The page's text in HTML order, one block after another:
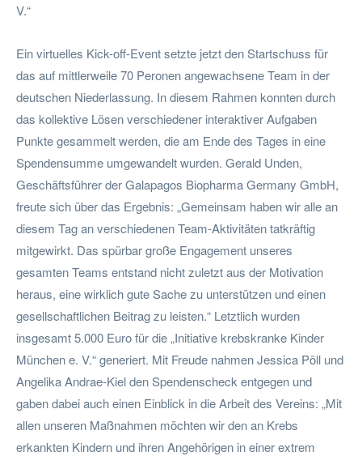
V.“
Ein virtuelles Kick-off-Event setzte jetzt den Startschuss für
das auf mittlerweile 70 Peronen angewachsene Team in der
deutschen Niederlassung. In diesem Rahmen konnten durch
das kollektive Lösen verschiedener interaktiver Aufgaben
Punkte gesammelt werden, die am Ende des Tages in eine
Spendensumme umgewandelt wurden. Gerald Unden,
Geschäftsführer der Galapagos Biopharma Germany GmbH,
freute sich über das Ergebnis: „Gemeinsam haben wir alle an
diesem Tag an verschiedenen Team-Aktivitäten tatkräftig
mitgewirkt. Das spürbar große Engagement unseres
gesamten Teams entstand nicht zuletzt aus der Motivation
heraus, eine wirklich gute Sache zu unterstützen und einen
gesellschaftlichen Beitrag zu leisten.“ Letztlich wurden
insgesamt 5.000 Euro für die „Initiative krebskranke Kinder
München e. V.“ generiert. Mit Freude nahmen Jessica Pöll und
Angelika Andrae-Kiel den Spendenscheck entgegen und
gaben dabei auch einen Einblick in die Arbeit des Vereins: „Mit
allen unseren Maßnahmen möchten wir den an Krebs
erkankten Kindern und ihren Angehörigen in einer extrem